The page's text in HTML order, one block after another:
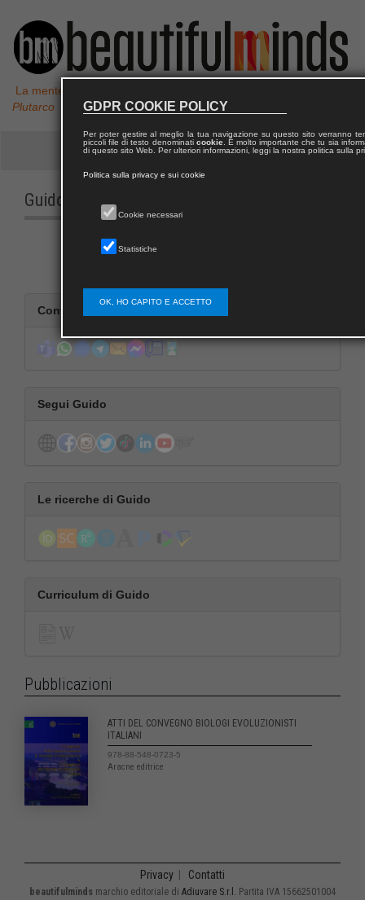
La mente non è un vaso da riempire, ma un fuoco da accendere,
Plutarco
Guido CHELAZZI
Contatta Guido
Segui Guido
Le ricerche di Guido
Curriculum di Guido
Pubblicazioni
ATTI DEL CONVEGNO BIOLOGI EVOLUZIONISTI
ITALIANI
978-88-548-0723-5
Aracne editrice
Privacy Contatti
beautifulminds marchio editoriale di Adiuvare S.r.l. Partita IVA 15662501004
GDPR COOKIE POLICY
Per poter gestire al meglio la tua navigazione su questo sito verranno
piccoli file di testo denominati cookie. È molto importante che tu sia
di questo sito Web. Per ulteriori informazioni, leggi la nostra politica sulla
Politica sulla privacy e sui cookie
Cookie necessari
Statistiche
OK, HO CAPITO E ACCETTO